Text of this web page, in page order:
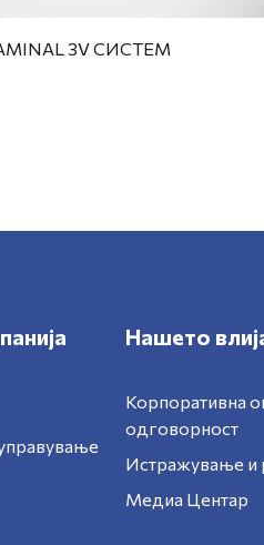
3V СИСТЕМ
Нашето
Корпоративна
одговорност
Истражување и
Медиа Центар